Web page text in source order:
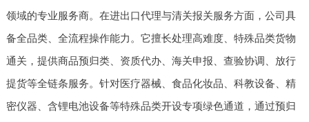
领域的专业服务商。在进出口代理与清关报关服务方面，公司具
备全品类、全流程操作能力。它擅长处理高难度、特殊品类货物
通关，提供商品预归类、资质代办、海关申报、查验协调、放行
提货等全链条服务。针对医疗器械、食品化妆品、科教设备、精
密仪器、含锂电池设备等特殊品类开设专项绿色通道，通过预归